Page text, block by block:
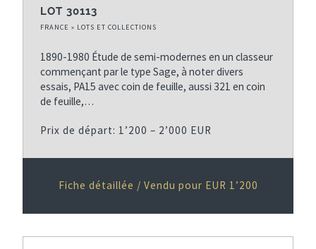
LOT 30113
FRANCE » LOTS ET COLLECTIONS
1890-1980 Étude de semi-modernes en un classeur
commençant par le type Sage, à noter divers
essais, PA15 avec coin de feuille, aussi 321 en coin
de feuille,…
Prix de départ: 1’200 – 2’000 EUR
Fiche détaillée / Vendu pour EUR 1’200